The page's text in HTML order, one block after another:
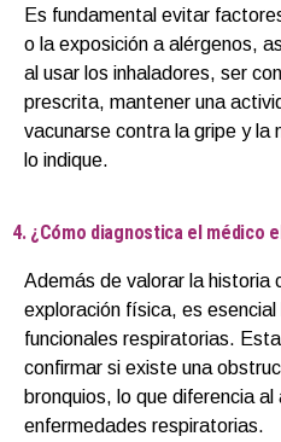
Es fundamental evitar
o la exposición a alérgenos,
al usar los inhaladores, ser
prescrita, mantener una
vacunarse contra la gripe y la
lo indique.
4. ¿Cómo diagnostica el médico
Además de valorar la historia
exploración física, es
funcionales respiratorias.
confirmar si existe una
bronquios, lo que diferencia
enfermedades respiratorias.